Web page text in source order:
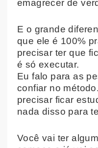
emagrecer de
E o grande
que ele é 100%
precisar ter que
é só executar.
Eu falo para as
confiar no
precisar ficar
nada disso para
Você vai ter